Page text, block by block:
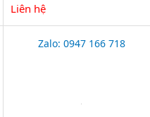
Liên hệ
Zalo: 0947 166 718